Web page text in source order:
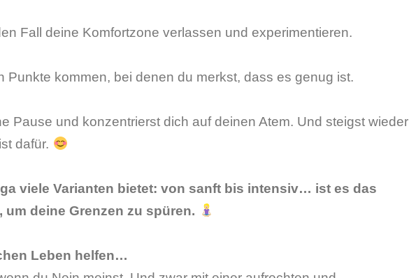
Fall deine Komfortzone verlassen und experimentieren.
Punkte kommen, bei denen du merkst, dass es genug ist.
Pause und konzentrierst dich auf deinen Atem. Und steigst wieder
dafür.
viele Varianten bietet: von sanft bis intensiv… ist es das
deine Grenzen zu spüren.
Leben helfen…